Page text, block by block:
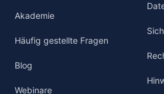
Akademie
Häufig gestellte Fragen
Blog
Webinare